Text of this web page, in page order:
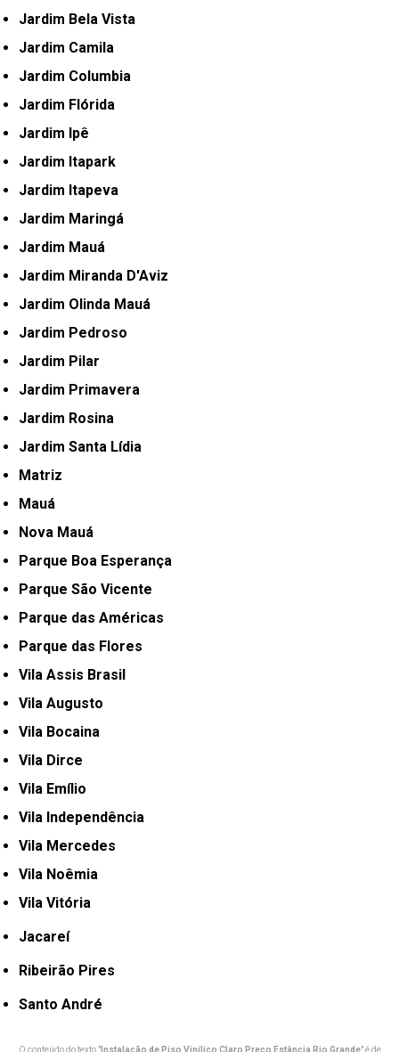
Jardim Bela Vista
Jardim Camila
Jardim Columbia
Jardim Flórida
Jardim Ipê
Jardim Itapark
Jardim Itapeva
Jardim Maringá
Jardim Mauá
Jardim Miranda D'Aviz
Jardim Olinda Mauá
Jardim Pedroso
Jardim Pilar
Jardim Primavera
Jardim Rosina
Jardim Santa Lídia
Matriz
Mauá
Nova Mauá
Parque Boa Esperança
Parque São Vicente
Parque das Américas
Parque das Flores
Vila Assis Brasil
Vila Augusto
Vila Bocaina
Vila Dirce
Vila Emílio
Vila Independência
Vila Mercedes
Vila Noêmia
Vila Vitória
Jacareí
Ribeirão Pires
Santo André
O conteúdo do texto "Instalação de Piso Vinílico Claro Preço Estância Rio Grande" é de